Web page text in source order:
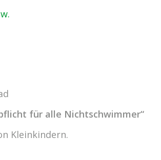
für alle Nichtschwimmer“
Kleinkindern.